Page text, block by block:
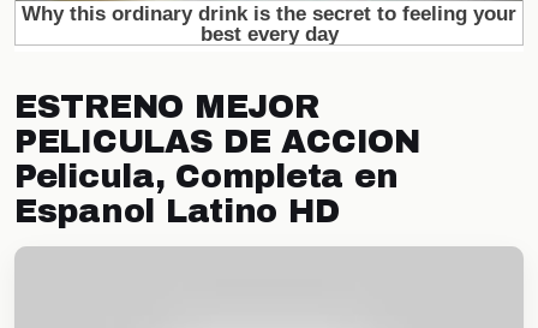
ESTRENO MEJOR
PELICULAS DE ACCION
Pelicula, Completa en
Espanol Latino HD